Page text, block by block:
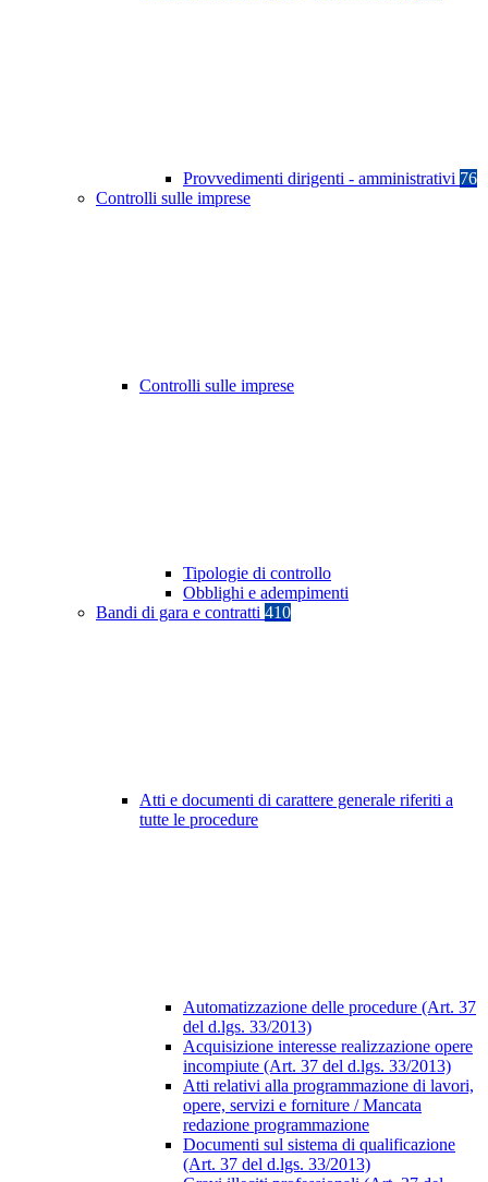
Provvedimenti dirigenti - amministrativi 76
Controlli sulle imprese
Controlli sulle imprese
Tipologie di controllo
Obblighi e adempimenti
Bandi di gara e contratti 410
Atti e documenti di carattere generale riferiti a
tutte le procedure
Automatizzazione delle procedure (Art. 37
del d.lgs. 33/2013)
Acquisizione interesse realizzazione opere
incompiute (Art. 37 del d.lgs. 33/2013)
Atti relativi alla programmazione di lavori,
opere, servizi e forniture / Mancata
redazione programmazione
Documenti sul sistema di qualificazione
(Art. 37 del d.lgs. 33/2013)